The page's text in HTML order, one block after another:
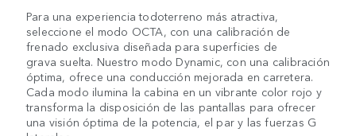
Para una experiencia todoterreno más atractiva,
seleccione el modo OCTA, con una calibración de
frenado exclusiva diseñada para superficies de
grava suelta. Nuestro modo Dynamic, con una calibración
óptima, ofrece una conducción mejorada en carretera.
Cada modo ilumina la cabina en un vibrante color rojo y
transforma la disposición de las pantallas para ofrecer
una visión óptima de la potencia, el par y las fuerzas G